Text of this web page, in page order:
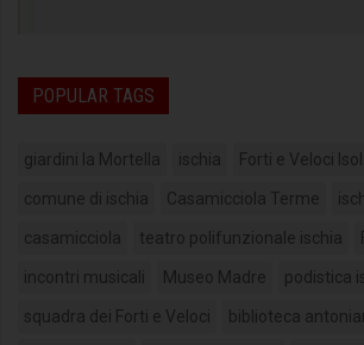
POPULAR TAGS
giardini la Mortella ischia Forti e Veloci
comune di ischia Casamicciola Terme
casamicciola teatro polifunzionale ischia
incontri musicali Museo Madre podistica
squadra dei Forti e Veloci biblioteca